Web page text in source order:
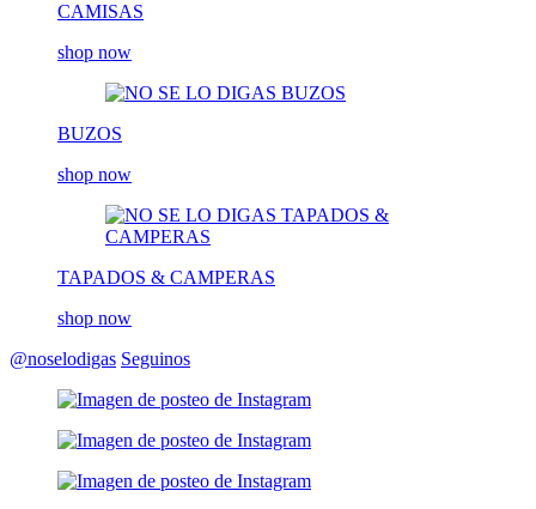
CAMISAS
shop now
BUZOS
shop now
TAPADOS & CAMPERAS
shop now
@noselodigas Seguinos